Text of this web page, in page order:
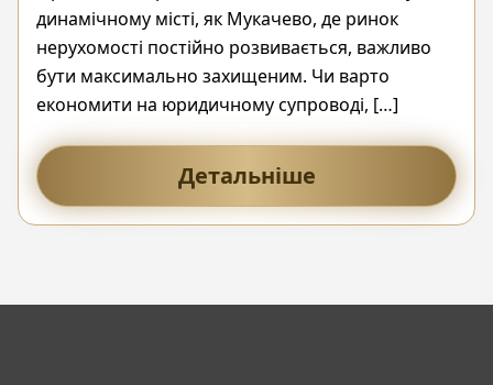
динамічному місті, як Мукачево, де ринок
нерухомості постійно розвивається, важливо
бути максимально захищеним. Чи варто
економити на юридичному супроводі, […]
Детальніше